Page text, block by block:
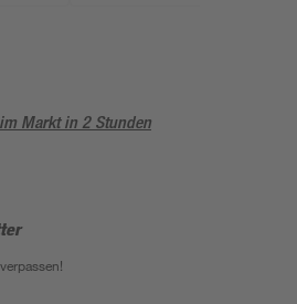
Markt in 2 Stunden